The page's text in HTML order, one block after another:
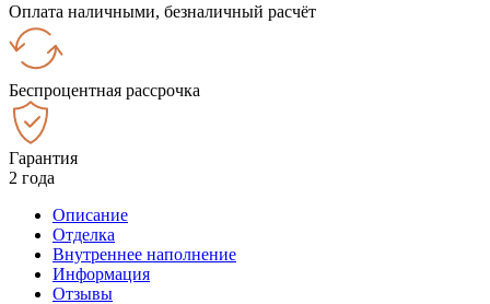
Оплата наличными, безналичный расчёт
Беспроцентная рассрочка
Гарантия
2 года
Описание
Отделка
Внутреннее наполнение
Информация
Отзывы